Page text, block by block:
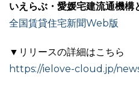
いえらぶ・愛媛宅建流通機構
全国賃貸住宅新聞Web版
▼リリースの詳細はこちら
https://ielove-cloud.jp/